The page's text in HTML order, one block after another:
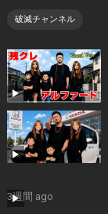
破滅チャンネル
3週間 ago